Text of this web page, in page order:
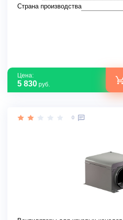
Страна производства
Цена:
5 830 руб.
0